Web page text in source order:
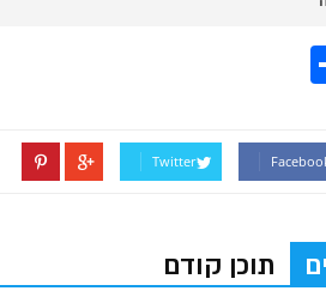
Twitter
תוכן קודם